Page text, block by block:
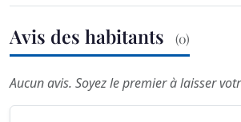
Avis des habitants (0)
Aucun avis. Soyez le premier à laisser